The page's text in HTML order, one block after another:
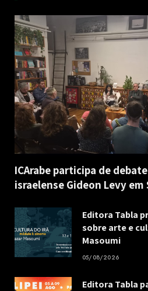
ICArabe participa de
israelense Gideon Levy em
Editora Tabla
sobre arte e
Masoumi
05/08/2026
Editora Tabla